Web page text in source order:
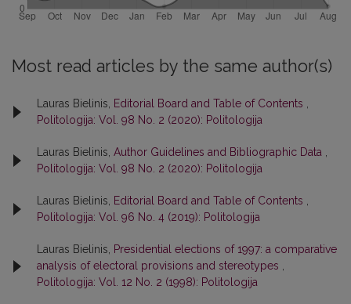
Most read articles by the same author(s)
Lauras Bielinis, Editorial Board and Table of Contents ,
Politologija: Vol. 98 No. 2 (2020): Politologija
Lauras Bielinis, Author Guidelines and Bibliographic Data ,
Politologija: Vol. 98 No. 2 (2020): Politologija
Lauras Bielinis, Editorial Board and Table of Contents ,
Politologija: Vol. 96 No. 4 (2019): Politologija
Lauras Bielinis, Presidential elections of 1997: a comparative
analysis of electoral provisions and stereotypes ,
Politologija: Vol. 12 No. 2 (1998): Politologija